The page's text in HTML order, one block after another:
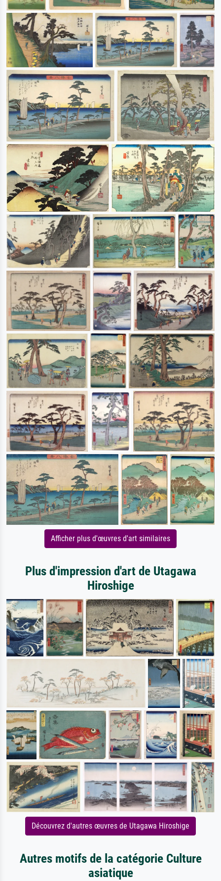
Afficher plus d'œuvres d'art similaires
Plus d'impression d'art de Utagawa
Hiroshige
Découvrez d'autres œuvres de Utagawa Hiroshige
Autres motifs de la catégorie Culture
asiatique